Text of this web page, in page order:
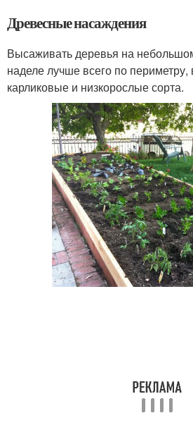
Древесные насаждения
Высаживать деревья на
наделе лучше всего по
карликовые и низкорослые сорта.